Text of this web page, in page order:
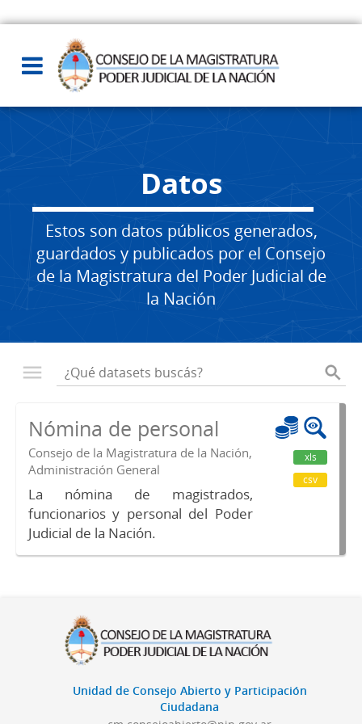
Datos
Estos son datos públicos generados,
guardados y publicados por el Consejo
de la Magistratura del Poder Judicial de
la Nación
Nómina de personal
Consejo de la Magistratura de la Nación,
Administración General
La nómina de magistrados,
funcionarios y personal del Poder
Judicial de la Nación.
xls
csv
Unidad de Consejo Abierto y Participación
Ciudadana